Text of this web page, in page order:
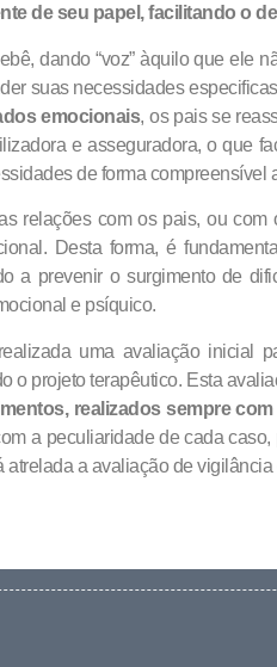
de seu papel, facilitando o
dando “voz” àquilo que ele
suas necessidades
emocionais, os pais se
e asseguradora, o que
de forma compreensível
relações com os pais, ou
Desta forma, é
a prevenir o surgimento de
e psíquico.
uma avaliação inicial
o projeto terapêutico. Esta
realizados sempre
a peculiaridade de cada
atrelada a avaliação de